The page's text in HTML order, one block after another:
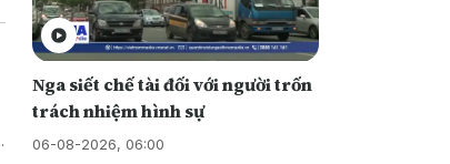
Nga siết chế tài đối với người trốn
trách nhiệm hình sự
06-08-2026, 06:00